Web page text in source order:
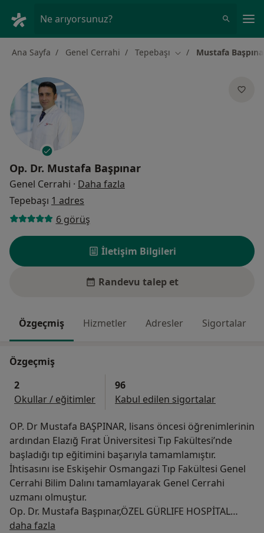
Ne arıyorsunuz?
Ana Sayfa Genel Cerrahi Tepebaşı Şehir değiştir
Mustafa
Op. Dr. Mustafa Başpınar
Genel Cerrahi · Daha fazla
Tepebaşı 1 adres
6 görüş
İletişim Bilgileri
Randevu talep et
Özgeçmiş Hizmetler Adresler Sigortalar
Özgeçmiş
2
Okullar / eğitimler
96
Kabul edilen sigortalar
OP. Dr Mustafa BAŞPINAR, lisans öncesi öğrenimlerinin
ardından Elazığ Fırat Üniversitesi Tıp Fakültesi’nde
başladığı tıp eğitimini başarıyla tamamlamıştır.
İhtisasını ise Eskişehir Osmangazi Tıp Fakültesi Genel
Cerrahi Bilim Dalını tamamlayarak Genel Cerrahi
uzmanı olmuştur.
Op. Dr. Mustafa Başpınar,ÖZEL GÜRLIFE HOSPİTAL
HASTANESİ'nde hizmet vermektedir.
daha fazla